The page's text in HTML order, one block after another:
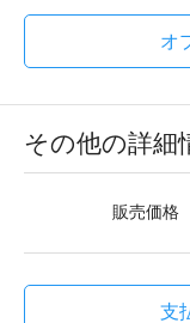
オ
その他の詳細
販売価格
支